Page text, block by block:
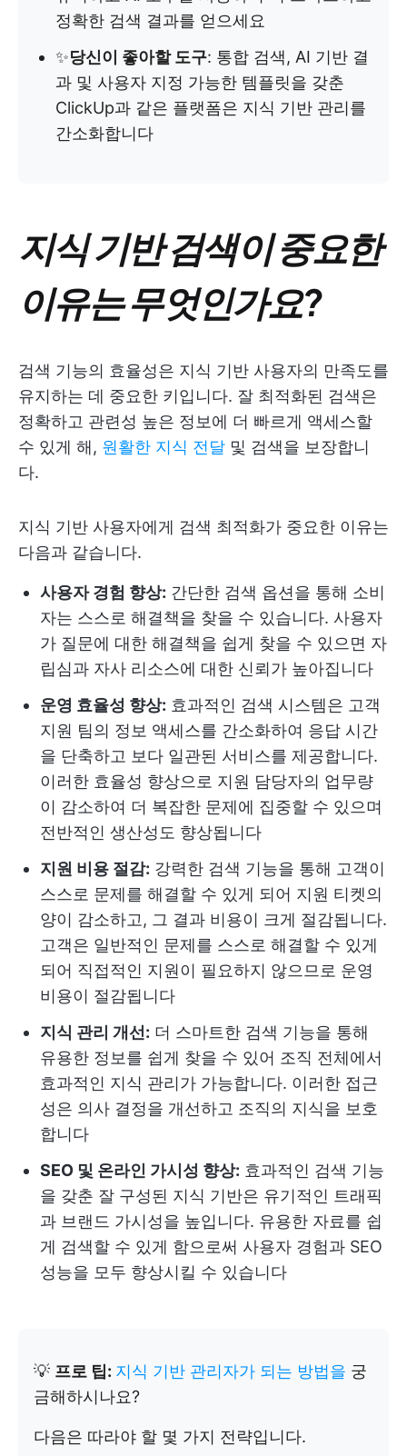
정확한 검색 결과를 얻으세요
✨당신이 좋아할 도구: 통합 검색, AI 기반 결
과 및 사용자 지정 가능한 템플릿을 갖춘
ClickUp과 같은 플랫폼은 지식 기반 관리를
간소화합니다
지식 기반 검색이 중요한
이유는 무엇인가요?
검색 기능의 효율성은 지식 기반 사용자의 만족도를
유지하는 데 중요한 키입니다. 잘 최적화된 검색은
정확하고 관련성 높은 정보에 더 빠르게 액세스할
수 있게 해, 원활한 지식 전달 및 검색을 보장합니
다.
지식 기반 사용자에게 검색 최적화가 중요한 이유는
다음과 같습니다.
사용자 경험 향상: 간단한 검색 옵션을 통해 소비
자는 스스로 해결책을 찾을 수 있습니다. 사용자
가 질문에 대한 해결책을 쉽게 찾을 수 있으면 자
립심과 자사 리소스에 대한 신뢰가 높아집니다
운영 효율성 향상: 효과적인 검색 시스템은 고객
지원 팀의 정보 액세스를 간소화하여 응답 시간
을 단축하고 보다 일관된 서비스를 제공합니다.
이러한 효율성 향상으로 지원 담당자의 업무량
이 감소하여 더 복잡한 문제에 집중할 수 있으며
전반적인 생산성도 향상됩니다
지원 비용 절감: 강력한 검색 기능을 통해 고객이
스스로 문제를 해결할 수 있게 되어 지원 티켓의
양이 감소하고, 그 결과 비용이 크게 절감됩니다.
고객은 일반적인 문제를 스스로 해결할 수 있게
되어 직접적인 지원이 필요하지 않으므로 운영
비용이 절감됩니다
지식 관리 개선: 더 스마트한 검색 기능을 통해
유용한 정보를 쉽게 찾을 수 있어 조직 전체에서
효과적인 지식 관리가 가능합니다. 이러한 접근
성은 의사 결정을 개선하고 조직의 지식을 보호
합니다
SEO 및 온라인 가시성 향상: 효과적인 검색 기능
을 갖춘 잘 구성된 지식 기반은 유기적인 트래픽
과 브랜드 가시성을 높입니다. 유용한 자료를 쉽
게 검색할 수 있게 함으로써 사용자 경험과 SEO
성능을 모두 향상시킬 수 있습니다
💡 프로 팁: 지식 기반 관리자가 되는 방법을 궁
금해하시나요?
다음은 따라야 할 몇 가지 전략입니다.